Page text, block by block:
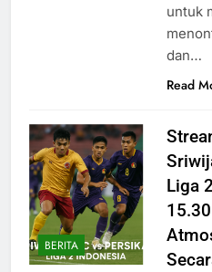
untuk
dan…
Read
BERITA
Liga